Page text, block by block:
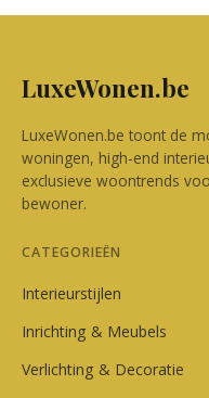
LuxeWonen.be
LuxeWonen.be toont de
woningen, high-end
exclusieve woontrends
bewoner.
CATEGORIEËN
Interieurstijlen
Inrichting & Meubels
Verlichting & Decoratie